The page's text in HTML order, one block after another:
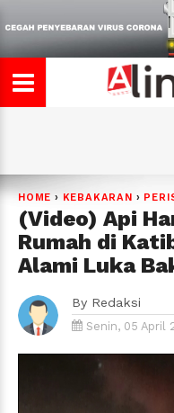
HOME › KEBAKARAN ›
(Video) Api
Rumah di
Alami Luka
By Redaksi
Senin, 05 April